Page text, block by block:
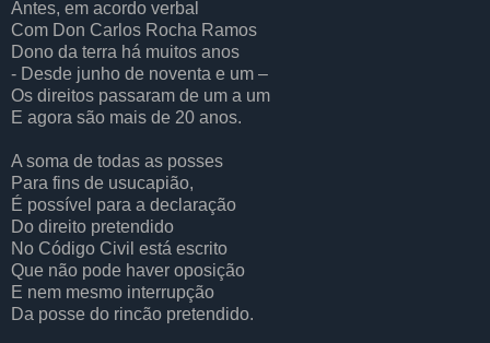
Antes, em acordo verbal
Com Don Carlos Rocha Ramos
Dono da terra há muitos anos
- Desde junho de noventa e um –
Os direitos passaram de um a um
E agora são mais de 20 anos.
A soma de todas as posses
Para fins de usucapião,
É possível para a declaração
Do direito pretendido
No Código Civil está escrito
Que não pode haver oposição
E nem mesmo interrupção
Da posse do rincão pretendido.